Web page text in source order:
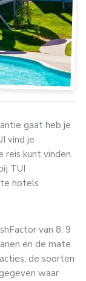
gaat heb je
vind je
kunt vinden.
TUI
hotels
van 8, 9
en de mate
de soorten
waar